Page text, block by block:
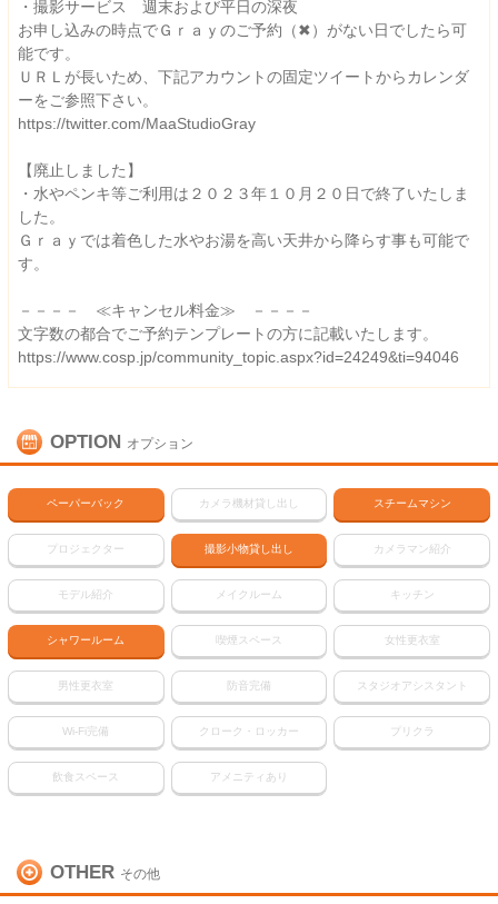
・撮影サービス 週末および平日の深夜
お申し込みの時点でＧｒａｙのご予約（✖）がない日でしたら可
能です。
ＵＲＬが長いため、下記アカウントの固定ツイートからカレンダ
ーをご参照下さい。
https://twitter.com/MaaStudioGray
【廃止しました】
・水やペンキ等ご利用は２０２３年１０月２０日で終了いたしま
した。
Ｇｒａｙでは着色した水やお湯を高い天井から降らす事も可能で
す。
－－－－ ≪キャンセル料金≫ －－－－
文字数の都合でご予約テンプレートの方に記載いたします。
https://www.cosp.jp/community_topic.aspx?id=24249&ti=94046
OPTION オプション
ペーパーバック カメラ機材貸し出し スチームマシン
プロジェクター 撮影小物貸し出し カメラマン紹介
モデル紹介 メイクルーム キッチン
シャワールーム 喫煙スペース 女性更衣室
男性更衣室 防音完備 スタジオアシスタント
Wi-Fi完備 クローク・ロッカー プリクラ
飲食スペース アメニティあり
OTHER その他